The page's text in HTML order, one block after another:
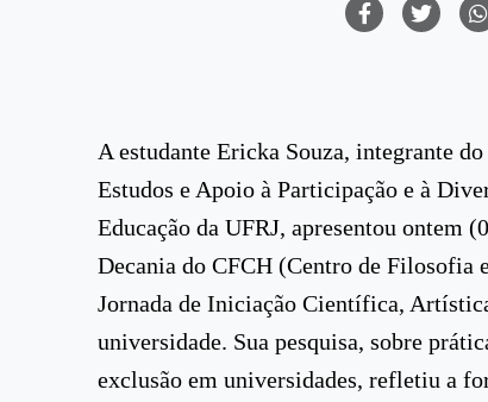
A estudante Ericka Souza, integrante
Estudos e Apoio à Participação e à
Educação da UFRJ, apresentou ontem
Decania do CFCH (Centro de Filosofia
Jornada de Iniciação Científica,
universidade. Sua pesquisa, sobre
exclusão em universidades, refletiu a